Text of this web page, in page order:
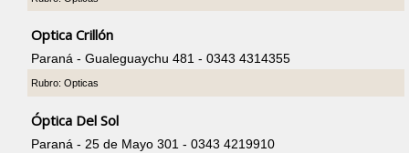
Optica Crillón
Paraná - Gualeguaychu 481 - 0343 4314355
Rubro: Opticas
Óptica Del Sol
Paraná - 25 de Mayo 301 - 0343 4219910